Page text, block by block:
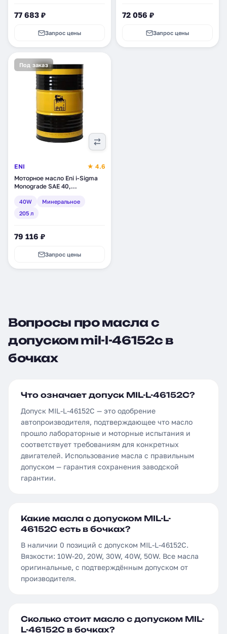
77 683 ₽
Запрос цены
72 056 ₽
Запрос цены
Под заказ
ENI
★ 4.6
Моторное масло Eni i-Sigma
Monograde SAE 40,
40W
Минеральное
205 л
79 116 ₽
Запрос цены
Вопросы про масла с
допуском mil-l-46152c в
бочках
Что означает допуск MIL-L-46152C?
Допуск MIL-L-46152C — это одобрение
автопроизводителя, подтверждающее что масло
прошло лабораторные и моторные испытания и
соответствует требованиям для конкретных
двигателей. Использование масла с правильным
допуском — гарантия сохранения заводской
гарантии.
Какие масла с допуском MIL-L-
46152C есть в бочках?
В наличии 0 позиций с допуском MIL-L-46152C.
Вязкости: 10W-20, 20W, 30W, 40W, 50W. Все масла
оригинальные, с подтверждённым допуском от
производителя.
Сколько стоит масло с допуском MIL-
L-46152C в бочках?